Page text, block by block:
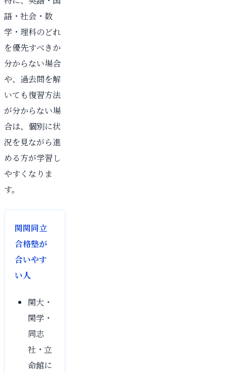
語・社会・数
学・理科のどれ
を優先すべきか
分からない場合
や、過去問を解
いても復習方法
が分からない場
合は、個別に状
況を見ながら進
める方が学習し
やすくなりま
す。
関関同立
合格塾が
合いやす
い人
関大・
関学・
同志
社・立
命館に